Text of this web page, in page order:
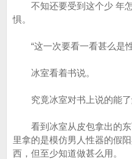
不知还要受到这个少 年怎
惧。
“这一次要看一看甚么是
冰室看着书说。
究竟冰室对书上说的能了
看到冰室从皮包拿出的东
里拿的是模仿男人性器的假
西，但至少知道做甚么用。